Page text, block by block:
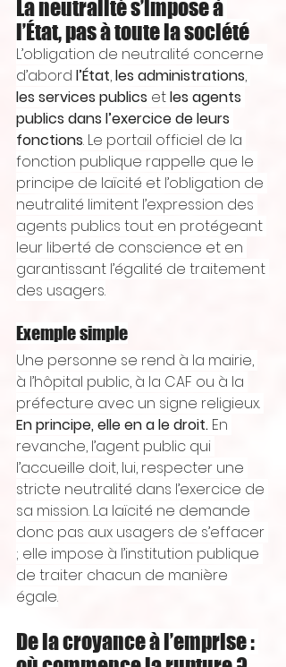
La neutralité s’impose à
l’État, pas à toute la société
L’obligation de neutralité concerne
d’abord l’État, les administrations,
les services publics et les agents
publics dans l’exercice de leurs
fonctions. Le portail officiel de la
fonction publique rappelle que le
principe de laïcité et l’obligation de
neutralité limitent l’expression des
agents publics tout en protégeant
leur liberté de conscience et en
garantissant l’égalité de traitement
des usagers.
Exemple simple
Une personne se rend à la mairie,
à l’hôpital public, à la CAF ou à la
préfecture avec un signe religieux.
En principe, elle en a le droit. En
revanche, l’agent public qui
l’accueille doit, lui, respecter une
stricte neutralité dans l’exercice de
sa mission. La laïcité ne demande
donc pas aux usagers de s’effacer
; elle impose à l’institution publique
de traiter chacun de manière
égale.
De la croyance à l’emprise :